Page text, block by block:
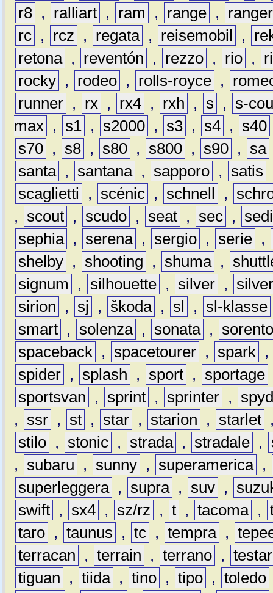
r8 , ralliart , ram , range ,
ranger
rc , rcz , regata , reisemobil ,
retona , reventón , rezzo , rio ,
rocky , rodeo , rolls-royce ,
runner , rx , rx4 , rxh , s ,
s-
max , s1 , s2000 , s3 , s4 , s40
s70 , s8 , s80 , s800 , s90 , sa
santa , santana , sapporo , satis
scaglietti
, scénic , schnell ,
,
scout , scudo , seat , sec ,
sephia , serena , sergio , serie ,
shelby , shooting , shuma ,
signum
, silhouette , silver ,
sirion
, sj , škoda , sl , sl-klasse
smart , solenza , sonata ,
spaceback , spacetourer , spark ,
spider , splash , sport , sportage
sportsvan
, sprint , sprinter ,
,
ssr , st , star , starion , starlet
stilo , stonic , strada , stradale ,
,
subaru , sunny , superamerica ,
superleggera , supra , suv ,
swift , sx4 , sz/rz , t , tacoma ,
taro , taunus , tc , tempra ,
terracan
, terrain , terrano ,
tiguan
, tiida , tino , tipo , toledo